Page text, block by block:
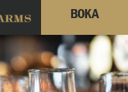
BOKA